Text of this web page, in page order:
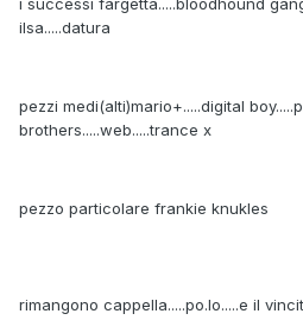
i successi fargetta.....bloodhound
ilsa.....datura
pezzi medi(alti)mario+.....digital
brothers.....web.....trance x
pezzo particolare frankie knukles
rimangono cappella.....po.lo.....e il